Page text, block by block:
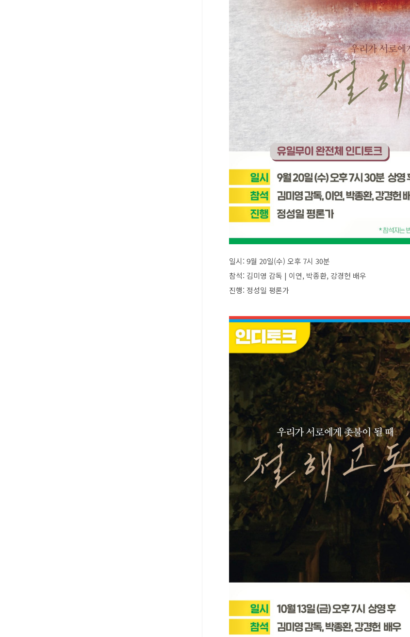
일시: 9월 20일(수) 오후 7시 30분
참석: 김미영 감독 | 이연, 박종환, 강경헌 배우
진행: 정성일 평론가